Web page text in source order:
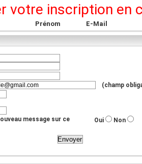
votre inscription en
Prénom E-Mail
(champ
message sur ce
Oui Non